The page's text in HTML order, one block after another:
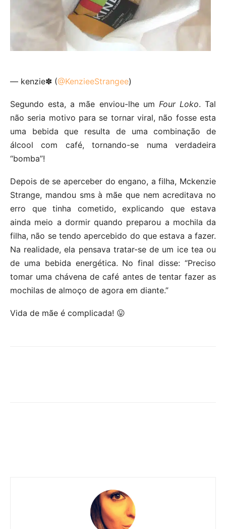
— kenzie✽ (@KenzieeStrangee)
Segundo esta, a mãe enviou-lhe um Four Loko. Tal
não seria motivo para se tornar viral, não fosse esta
uma bebida que resulta de uma combinação de
álcool com café, tornando-se numa verdadeira
“bomba”!
Depois de se aperceber do engano, a filha, Mckenzie
Strange, mandou sms à mãe que nem acreditava no
erro que tinha cometido, explicando que estava
ainda meio a dormir quando preparou a mochila da
filha, não se tendo apercebido do que estava a fazer.
Na realidade, ela pensava tratar-se de um ice tea ou
de uma bebida energética. No final disse: “Preciso
tomar uma chávena de café antes de tentar fazer as
mochilas de almoço de agora em diante.”
Vida de mãe é complicada! 😛